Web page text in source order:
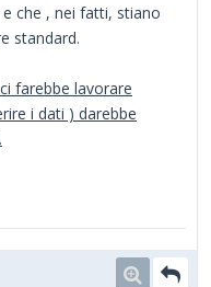
che , nei fatti, stiano
standard.
farebbe lavorare
i dati ) darebbe